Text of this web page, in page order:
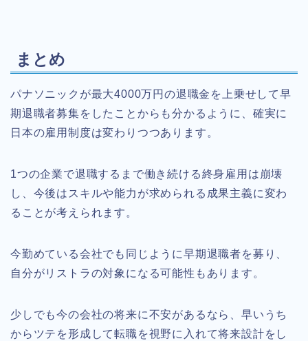
まとめ
パナソニックが最大4000万円の退職金を上乗せして早
期退職者募集をしたことからも分かるように、確実に
日本の雇用制度は変わりつつあります。
1つの企業で退職するまで働き続ける終身雇用は崩壊
し、今後はスキルや能力が求められる成果主義に変わ
ることが考えられます。
今勤めている会社でも同じように早期退職者を募り、
自分がリストラの対象になる可能性もあります。
少しでも今の会社の将来に不安があるなら、早いうち
からツテを形成して転職を視野に入れて将来設計をし